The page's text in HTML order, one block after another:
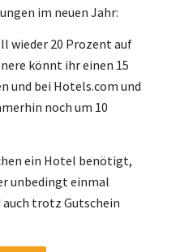
im neuen Jahr:
wieder 20 Prozent auf
könnt ihr einen 15
und bei Hotels.com und
noch um 10
ein Hotel benötigt,
unbedingt einmal
auch trotz Gutschein